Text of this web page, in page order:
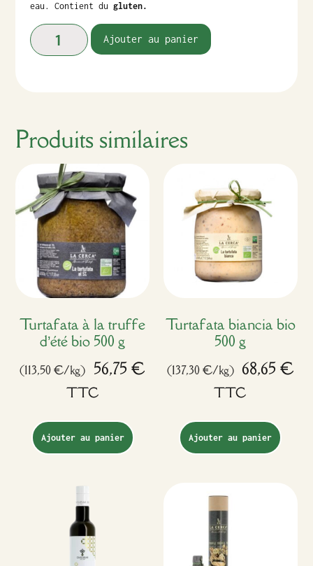
eau. Contient du gluten.
Ajouter au panier
Produits similaires
Turtafata à la truffe
d’été bio 500 g
(113,50 €/kg) 56,75€
TTC
Ajouter au panier
Turtafata biancia bio
500 g
(137,30 €/kg) 68,65€
TTC
Ajouter au panier